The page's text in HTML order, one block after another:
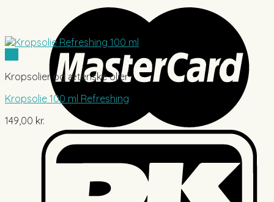
Kropsolier og æteriske olier
Kropsolie 100 ml Refreshing
149,00 kr.